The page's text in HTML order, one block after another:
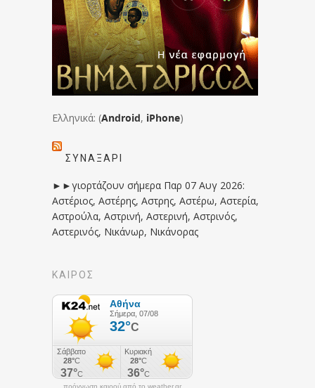
Ελληνικά: (Android, iPhone)
ΣΥΝΑΞΆΡΙ
►►γιορτάζουν σήμερα Παρ 07 Αυγ 2026:
Αστέριος, Αστέρης, Αστρης, Αστέρω, Αστερία,
Αστρούλα, Αστρινή, Αστερινή, Αστρινός,
Αστερινός, Νικάνωρ, Νικάνορας
ΚΑΙΡΟΣ
πρόγνωση καιρού από το weather.gr